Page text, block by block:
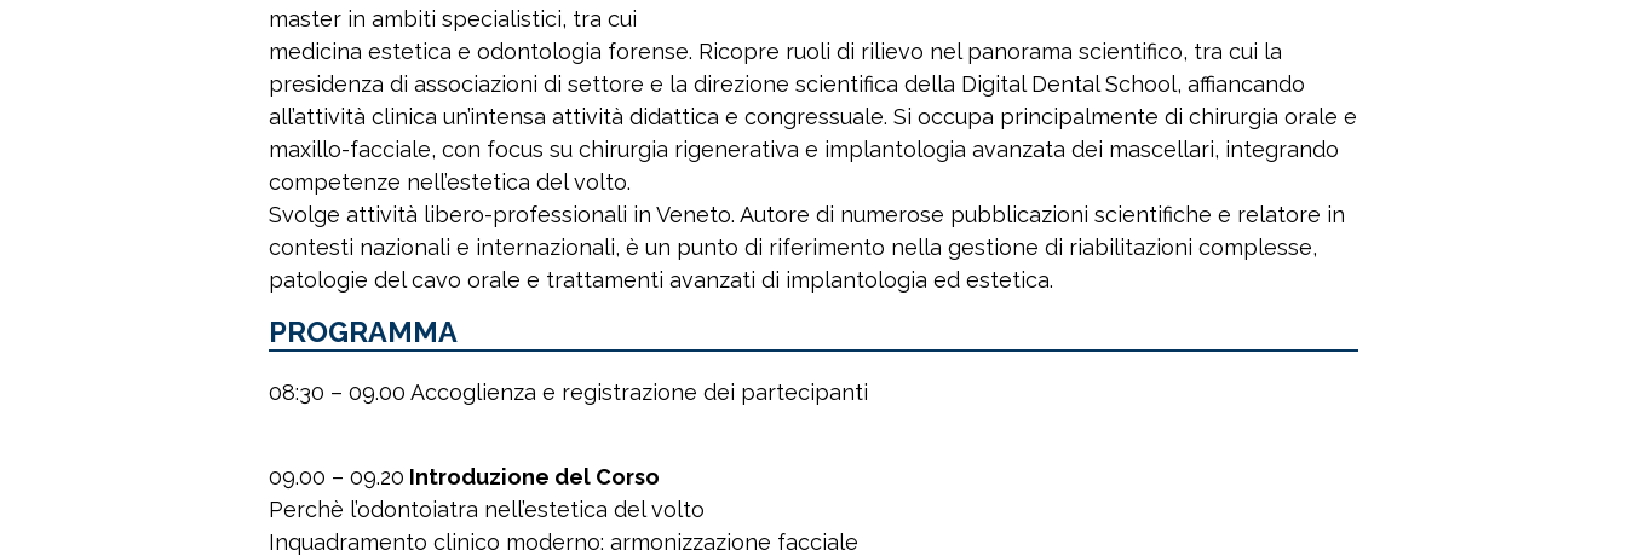
master in ambiti specialistici, tra cui
medicina estetica e odontologia forense. Ricopre ruoli di rilievo nel panorama scientifico, tra cui la
presidenza di associazioni di settore e la direzione scientifica della Digital Dental School, affiancando
all’attività clinica un’intensa attività didattica e congressuale. Si occupa principalmente di chirurgia orale e
maxillo-facciale, con focus su chirurgia rigenerativa e implantologia avanzata dei mascellari, integrando
competenze nell’estetica del volto.
Svolge attività libero-professionali in Veneto. Autore di numerose pubblicazioni scientifiche e relatore in
contesti nazionali e internazionali, è un punto di riferimento nella gestione di riabilitazioni complesse,
patologie del cavo orale e trattamenti avanzati di implantologia ed estetica.
PROGRAMMA
08:30 – 09.00 Accoglienza e registrazione dei partecipanti
09.00 – 09.20 Introduzione del Corso
Perchè l’odontoiatra nell’estetica del volto
Inquadramento clinico moderno: armonizzazione facciale